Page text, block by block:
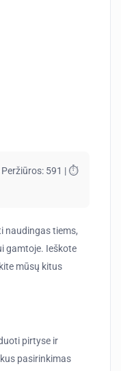
591 | ⏱️
naudingas tiems,
gamtoje. Ieškote
mūsų kitus
pirtyse ir
pasirinkimas